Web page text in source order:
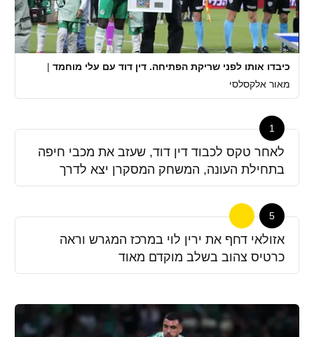
כיבדו אותו לפני שריקת הפתיחה. דין דוד עם עלי מוחמד |
מאור אלקסלסי
1
לאחר טקס לכבוד דין דוד, שעזב את מכבי חיפה
בתחילת העונה, המשחק המסקרן יצא לדרך
5
אזולאי דחף את ירין לוי במרכז המגרש וראה
כרטיס צהוב בשלב מוקדם מאוד